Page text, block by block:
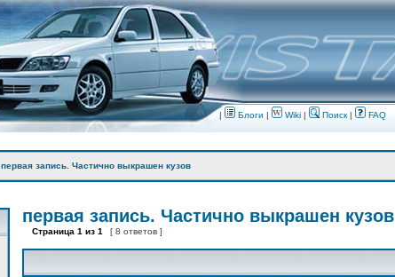
| Блоги | Wiki | Поиск| FAQ
первая запись. Частично выкрашен кузов
первая запись. Частично выкрашен кузов
Страница 1 из 1 [ 8 ответов ]